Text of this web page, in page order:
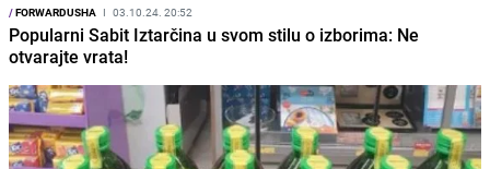
/FORWARDUSHA I 03.10.24. 20:52
Popularni Sabit Iztarčina u svom stilu o izborima: Ne
otvarajte vrata!